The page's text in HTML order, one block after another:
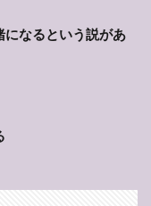
になるという説があ